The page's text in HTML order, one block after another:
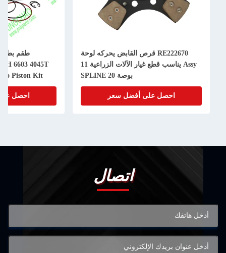
RE222670 قرص القابض يحركه لوحة
Assy يناسب قطع غيار الآلات الزراعية 11
بوصة 20 SPLINE
احصل على أفضل سعر
6603 4045T
Piston Kit
احصل
اتصال